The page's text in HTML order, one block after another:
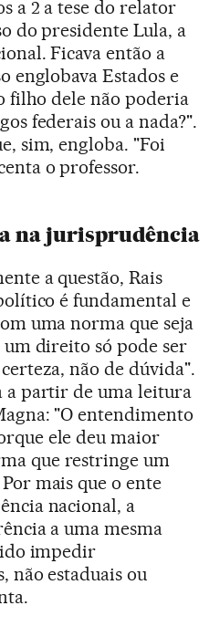
a 2 a tese do relator
do presidente Lula, a
Ficava então a
englobava Estados e
filho dele não poderia
federais ou a nada?".
sim, engloba. "Foi
o professor.
na jurisprudência
a questão, Rais
é fundamental e
uma norma que seja
direito só pode ser
não de dúvida".
a partir de uma leitura
"O entendimento
ele deu maior
que restringe um
mais que o ente
nacional, a
a uma mesma
impedir
não estaduais ou